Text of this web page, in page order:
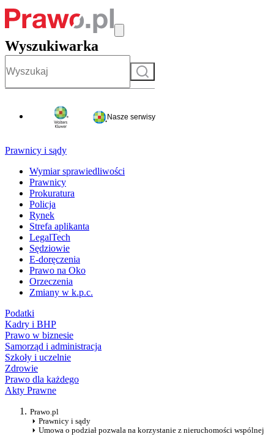
Wyszukiwarka
Szukaj
Nasze serwisy
Prawnicy i sądy
Wymiar sprawiedliwości
Prawnicy
Prokuratura
Policja
Rynek
Strefa aplikanta
LegalTech
Sędziowie
E-doręczenia
Prawo na Oko
Orzeczenia
Zmiany w k.p.c.
Podatki
Kadry i BHP
Prawo w biznesie
Samorząd i administracja
Szkoły i uczelnie
Zdrowie
Prawo dla każdego
Akty Prawne
Prawo.pl
Prawnicy i sądy
Umowa o podział pozwala na korzystanie z nieruchomości wspólnej